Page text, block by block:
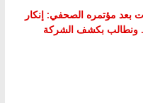
بعد مؤتمره الصحفي: إنكار
ونطالب بكشف الشركة